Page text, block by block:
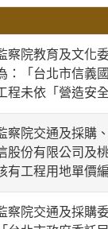
院教育及文化委
：「台北市信義
程未依「營造安
院交通及採購、
股份有限公司及
有工程用地單價
院交通及採購委